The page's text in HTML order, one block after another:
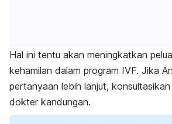
Hal ini tentu akan meningkatkan
kehamilan dalam program IVF. Jika
pertanyaan lebih lanjut,
dokter kandungan.